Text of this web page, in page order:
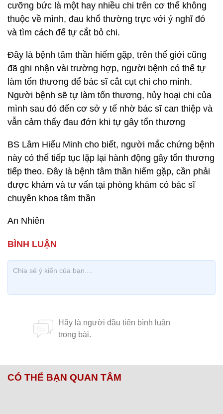
cưỡng bức là một hay nhiều chi trên cơ thể không
thuộc về mình, đau khổ thường trực với ý nghĩ đó
và tìm cách để tự cắt bỏ chi.
Đây là bệnh tâm thần hiếm gặp, trên thế giới cũng
đã ghi nhận vài trường hợp, người bệnh có thể tự
làm tổn thương để bác sĩ cắt cụt chi cho mình.
Người bệnh sẽ tự làm tổn thương, hủy hoại chi của
mình sau đó đến cơ sở y tế nhờ bác sĩ can thiệp và
vẫn cảm thấy đau đớn khi tự gây tổn thương
BS Lâm Hiểu Minh cho biết, người mắc chứng bệnh
này có thể tiếp tục lặp lại hành động gây tổn thương
tiếp theo. Đây là bệnh tâm thần hiếm gặp, cần phải
được khám và tư vấn tại phòng khám có bác sĩ
chuyên khoa tâm thần
An Nhiên
CÓ THỂ BẠN QUAN TÂM